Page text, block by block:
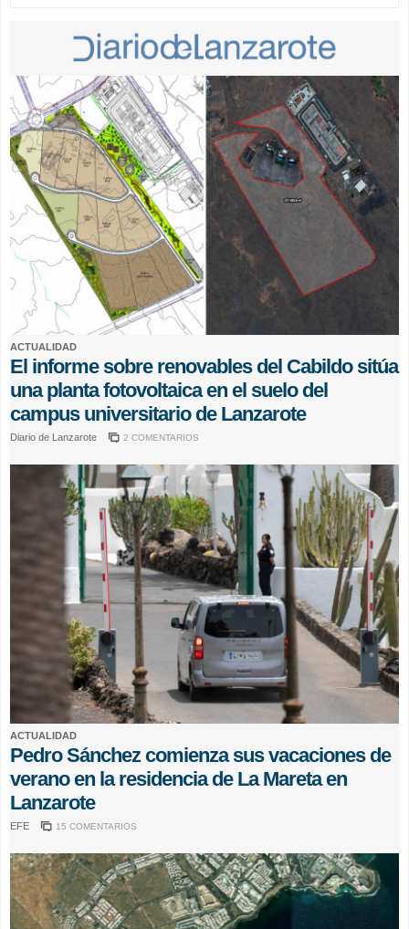
ACTUALIDAD
El informe sobre renovables del Cabildo sitúa
una planta fotovoltaica en el suelo del
campus universitario de Lanzarote
Diario de Lanzarote 2 COMENTARIOS
ACTUALIDAD
Pedro Sánchez comienza sus vacaciones de
verano en la residencia de La Mareta en
Lanzarote
EFE 15 COMENTARIOS